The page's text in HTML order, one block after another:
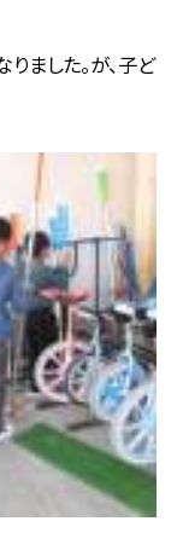
ました。が、子ど